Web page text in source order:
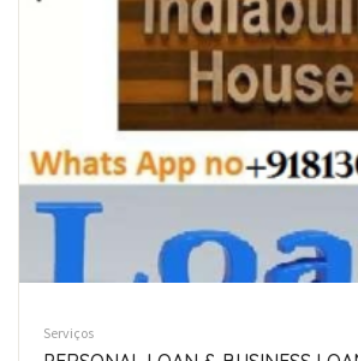
Serviços